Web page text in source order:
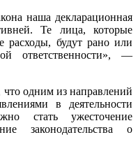
наша декларационная
Те лица, которые
будут рано или
ответственности», —
одним из направлений
в деятельности
стать ужесточение
законодательства о